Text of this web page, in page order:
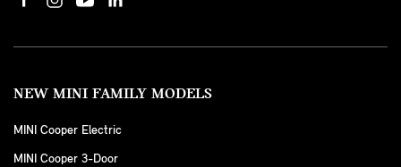
NEW MINI FAMILY MODELS
MINI Cooper Electric
MINI Cooper 3-Door